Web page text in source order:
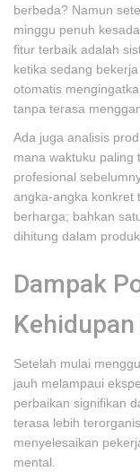
berbeda? Namun
minggu penuh
fitur terbaik adalah
ketika sedang
otomatis
tanpa terasa
Ada juga analisis
mana waktuku paling
profesional
angka-angka konkret
berharga; bahkan
dihitung dalam
Dampak
Setelah mulai
jauh melampaui
perbaikan signifikan
terasa lebih
menyelesaikan
mental.